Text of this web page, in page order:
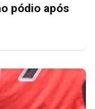
pódio após